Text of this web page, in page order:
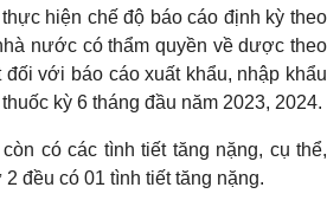
hiện chế độ báo cáo định kỳ theo
nước có thẩm quyền về dược theo
với báo cáo xuất khẩu, nhập khẩu
kỳ 6 tháng đầu năm 2023, 2024.
có các tình tiết tăng nặng, cụ thể,
đều có 01 tình tiết tăng nặng.